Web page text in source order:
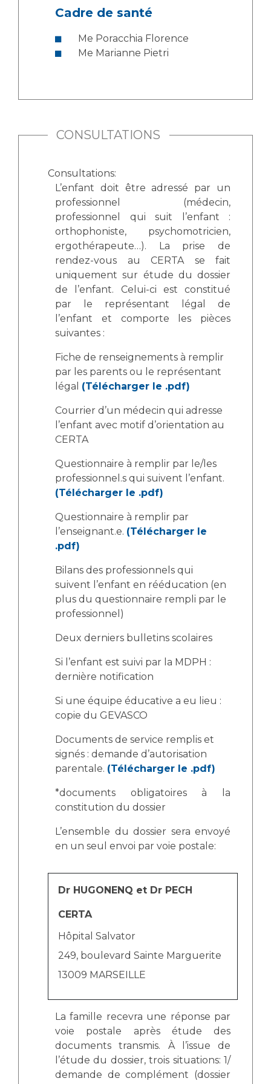
Qualité
Sécurité
Les recherches en santé à l’AP-HM
Lieu de santé sans tabac
Documents utiles
Cadre de santé
Me Poracchia Florence
Me Marianne Pietri
CONSULTATIONS
Consultations:
L’enfant doit être adressé par un
professionnel (médecin,
professionnel qui suit l’enfant :
orthophoniste, psychomotricien,
ergothérapeute…). La prise de
rendez-vous au CERTA se fait
uniquement sur étude du dossier
de l’enfant. Celui-ci est constitué
par le représentant légal de
l’enfant et comporte les pièces
suivantes :
Fiche de renseignements à remplir
par les parents ou le représentant
légal (Télécharger le .pdf)
Courrier d’un médecin qui adresse
l’enfant avec motif d’orientation au
CERTA
Questionnaire à remplir par le/les
professionnel.s qui suivent l’enfant.
(Télécharger le .pdf)
Questionnaire à remplir par
l’enseignant.e. (Télécharger le
.pdf)
Bilans des professionnels qui
suivent l’enfant en rééducation (en
plus du questionnaire rempli par le
professionnel)
Deux derniers bulletins scolaires
Si l’enfant est suivi par la MDPH :
dernière notification
Si une équipe éducative a eu lieu :
copie du GEVASCO
Documents de service remplis et
signés : demande d’autorisation
parentale. (Télécharger le .pdf)
*documents obligatoires à la
constitution du dossier
L’ensemble du dossier sera envoyé
en un seul envoi par voie postale:
Dr HUGONENQ et Dr PECH
CERTA
Hôpital Salvator
249, boulevard Sainte Marguerite
13009 MARSEILLE
La famille recevra une réponse par
voie postale après étude des
documents transmis. À l’issue de
l’étude du dossier, trois situations: 1/
demande de complément (dossier